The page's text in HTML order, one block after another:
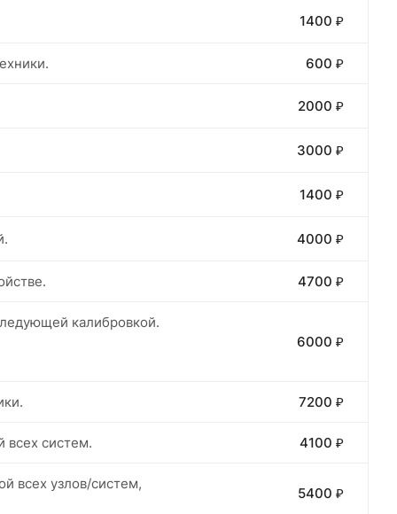
1400 ₽
600 ₽
2000 ₽
3000 ₽
1400 ₽
4000 ₽
4700 ₽
калибровкой.
6000 ₽
7200 ₽
всех систем. 4100 ₽
всех узлов/систем,
5400 ₽